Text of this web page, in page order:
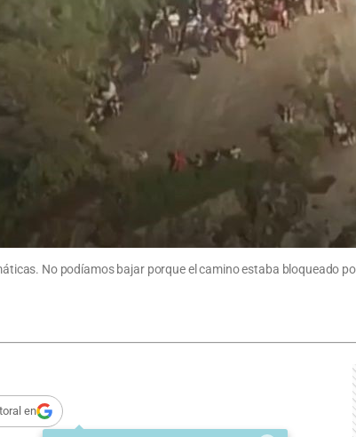
No podíamos bajar porque el camino estaba bloqueado
en